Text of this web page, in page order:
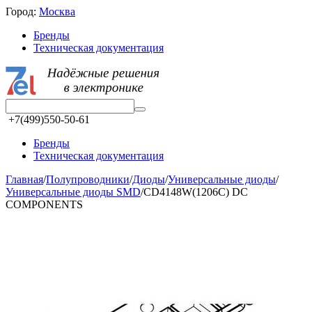
Город: Москва
Бренды
Техническая документация
+7(499)550-50-61
Бренды
Техническая документация
Главная/Полупроводники/Диоды/Универсальные диоды/
Универсальные диоды SMD/CD4148W(1206C) DC
COMPONENTS